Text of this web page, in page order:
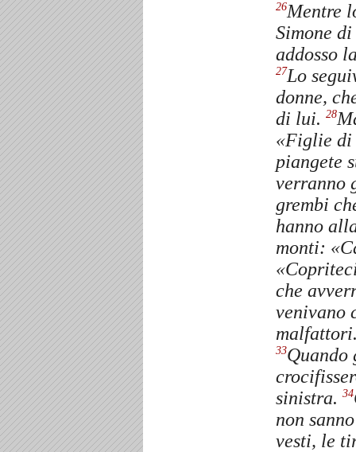
26Mentre
Simone
addosso
27Lo
donne,
di lui. 28
«Figlie di
piangete
verranno
grembi
hanno
monti:
che
venivano
33Quando
sinistra. 34
non
vesti, le